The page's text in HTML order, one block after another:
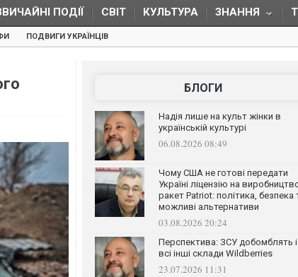
ПОДІЇ СВІТ КУЛЬТУРА ЗНАННЯ
ПОДВИГИ УКРАЇНЦІВ
БЛОГИ
Надія лише на культ жінки в
українській культурі
06.08.2026 08:49
Чому США не готові передати
Україні ліцензію на
ракет Patriot: політика, безпека
можливі альтернативи
03.08.2026 20:24
Перспектива: ЗСУ добомблять і
всі інші склади Wildberries
23.07.2026 11:31